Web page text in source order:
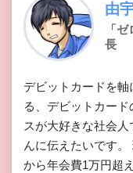
由
「
長
デビットカードを
る、デビットカー
スが大好きな社会
んに伝えたいです
から年会費1万円超